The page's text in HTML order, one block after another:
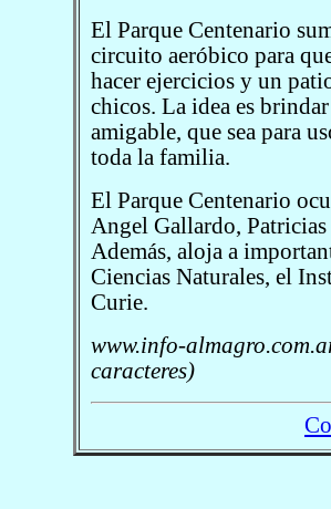
El Parque Centenario
circuito aeróbico para
hacer ejercicios y un
chicos. La idea es
amigable, que sea para
toda la familia.
El Parque Centenario
Angel Gallardo,
Además, aloja a
Ciencias Naturales, el
Curie.
www.info-
caracteres)